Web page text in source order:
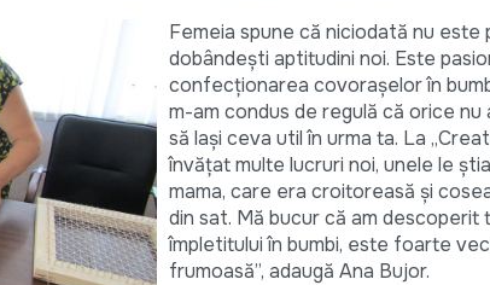
Femeia spune că niciodată nu este
dobândești aptitudini noi. Este
confecționarea covorașelor în
m-am condus de regulă că orice
să lași ceva util în urma ta. La
învățat multe lucruri noi, unele le
mama, care era croitoreasă și
din sat. Mă bucur că am descoperit
împletitului în bumbi, este foarte
frumoasă”, adaugă Ana Bujor.